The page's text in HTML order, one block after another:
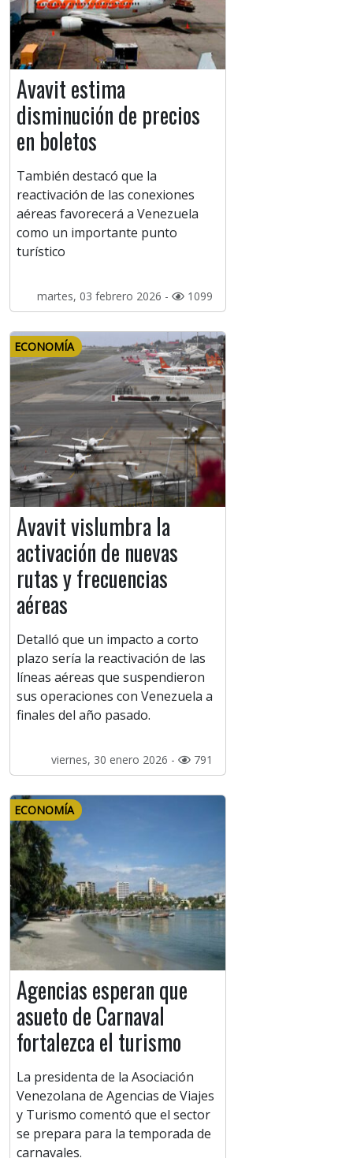
Avavit estima
disminución de precios
en boletos
También destacó que la
reactivación de las conexiones
aéreas favorecerá a Venezuela
como un importante punto
turístico
martes, 03 febrero 2026 - 1099
ECONOMÍA
Avavit vislumbra la
activación de nuevas
rutas y frecuencias
aéreas
Detalló que un impacto a corto
plazo sería la reactivación de las
líneas aéreas que suspendieron
sus operaciones con Venezuela a
finales del año pasado.
viernes, 30 enero 2026 - 791
ECONOMÍA
Agencias esperan que
asueto de Carnaval
fortalezca el turismo
La presidenta de la Asociación
Venezolana de Agencias de Viajes
y Turismo comentó que el sector
se prepara para la temporada de
carnavales.